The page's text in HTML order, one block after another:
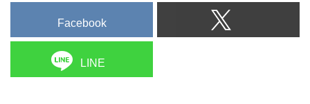
Facebook
LINE